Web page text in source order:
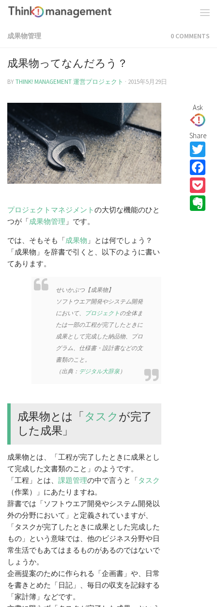
成果物管理 0 COMMENTS
成果物ってなんだろう？
BYTHINK! MANAGEMENT 運営プロジェクト · 2015年5月29日
プロジェクト マネジメントの大切な機能のひと
つが「成果物管理 」です。
では、そもそも「成果物 」とは何でしょう？
「成果物」を辞書で引くと、以下のように書い
てあります。
せいかぶつ【成果物】
ソフトウエア開発やシステム開発
において、
プロジェクト の全体ま
たは一部の工程が完了したときに
成果として完成した納品物、プロ
グラム、仕様書・設計書などの文
書類のこと。
（出典： デジタル大辞泉 ）
成果物とは「 タスク が完了
した成果」
成果物とは、「工程が完了したときに成果とし
て完成した文書類のこと」のようです。
「工程」とは、 課題管理の中で言うと「タスク
（作業）」にあたりますね。
辞書では「ソフトウエア開発やシステム開発以
外の分野において」と定義されていますが、
「タスクが完了したときに成果とした完成した
もの」という意味では、他のビジネス分野や日
常生活でもあてはまるものがあるのではないで
しょうか。
企画提案のために作られる「企画書」や、日常
を書きとめた「日記」、毎日の収支を記録する
「家計簿」などです。
Ask
Share